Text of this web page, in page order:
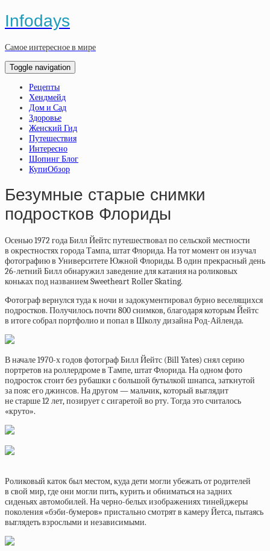
Infodays
Самое интересное в мире
Toggle navigation
Рецепты
Хендмейд
Дом и Сад
Здоровье
Женский Гид
Путешествия
Интересно
Шопинг Блог
КупиОбзор
Безумные старые снимки
подростков Флориды
Осенью 1972 года Билл Йейтс путешествовал по сельской местности
в окрестностях города Тампа, штат Флорида. На тот момент он изучал
фотографию в Университете Южной Флориды. В один прекрасный день
26-летний Билл обнаружил заведение для катания на роликовых
коньках под названием Sweetheart Roller Skating.
Фотограф вернулся туда к ночи и задокументировал бурно веселящихся
подростков. Получилось почти 800 снимков, благодаря которым Йейтс
в итоге собрал портфолио и попал в Школу дизайна Род-Айленда.
В начале 1970-х годов фотограф Билл Йейтс (Bill Yates) снял серию
портретов на роллердроме в Тампе, штат Флорида. На одном фото
подросток стоит без рубашки с большой бутылкой шнапса, заткнутой
за пояс его джинсов. На другом — мальчик, который выглядит
не старше 12 лет, позирует с сигаретой во рту. Тогда это считалось
«круто».
Роликовый каток был местом, куда дети могли убежать от родителей
в свой мир, где они могли пить, курить и обниматься на задних
сиденьях автомобилей. На черно-белых изображениях тинейджеры
поколения «бэби-бумеров» пристально смотрят в камеру Йетса, пытаясь
выглядеть взрослыми и независимыми.